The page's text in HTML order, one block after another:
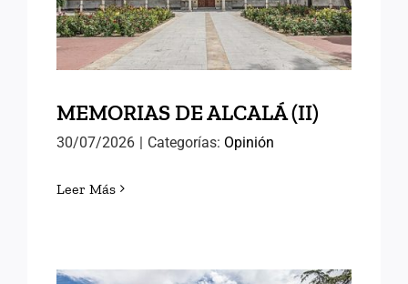
MEMORIAS DE ALCALÁ (II)
30/07/2026 | Categorías: Opinión
Leer Más